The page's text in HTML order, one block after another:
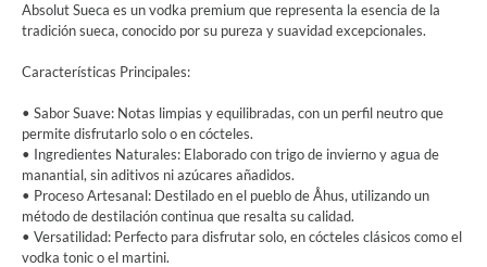
Absolut Sueca es un vodka premium que representa la esencia de la
tradición sueca, conocido por su pureza y suavidad excepcionales.
Características Principales:
• Sabor Suave: Notas limpias y equilibradas, con un perfil neutro que
permite disfrutarlo solo o en cócteles.
• Ingredientes Naturales: Elaborado con trigo de invierno y agua de
manantial, sin aditivos ni azúcares añadidos.
• Proceso Artesanal: Destilado en el pueblo de Åhus, utilizando un
método de destilación continua que resalta su calidad.
• Versatilidad: Perfecto para disfrutar solo, en cócteles clásicos como el
vodka tonic o el martini.